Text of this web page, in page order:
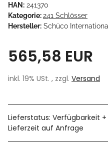
HAN: 241370
Kategorie:241 Schlösser
Hersteller: Schüco International
565,58 EUR
inkl. 19% USt. , zzgl. Versand
Lieferstatus: Verfügbarkeit
Lieferzeit auf Anfrage